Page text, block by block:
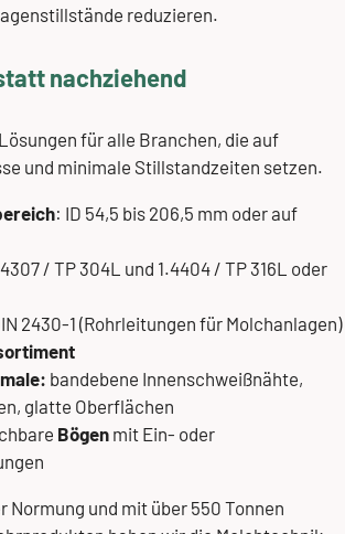
reduzieren.
nachziehend
für alle Branchen, die auf
und minimale Stillstandzeiten setzen.
: ID 54,5 bis 206,5 mm oder auf
/ TP 304L und 1.4404 / TP 316L oder
2430-1 (Rohrleitungen für Molchanlagen)
bandebene Innenschweißnähte,
glatte Oberflächen
Bögen mit Ein- oder
Normung und mit über 550 Tonnen